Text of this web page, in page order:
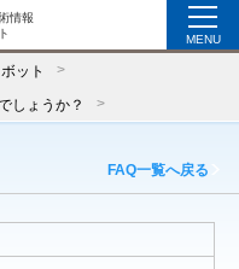
情報
MENU
ット
しょうか？
FAQ一覧へ戻る